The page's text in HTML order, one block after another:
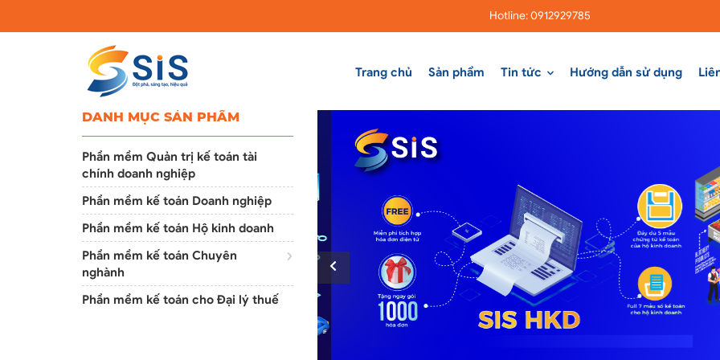
Hotline: 0912929785
Trang chủ Sản phẩm Tin tức Hướng dẫn sử dụng
DANH MỤC SẢN PHẨM
Phần mềm Quản trị kế toán tài
chính doanh nghiệp
Phần mềm kế toán Doanh nghiệp
Phần mềm kế toán Hộ kinh doanh
Phần mềm kế toán Chuyên
nghành
Phần mềm kế toán cho Đại lý thuế